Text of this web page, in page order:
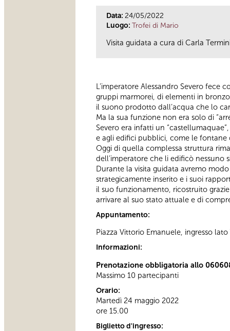
Data: 24/05/2022
Luogo: Trofei di Mario
Visita guidata a cura di Carla
L’imperatore Alessandro Severo fece
gruppi marmorei, di elementi in
il suono prodotto dall’acqua che lo
Ma la sua funzione non era solo di
Severo era infatti un
e agli edifici pubblici, come le fontane
Oggi di quella complessa struttura
dell’imperatore che li edificò nessuno
Durante la visita guidata avremo
strategicamente inserito e i suoi
il suo funzionamento, ricostruito
arrivare al suo stato attuale e di
Appuntamento:
Piazza Vittorio Emanuele, ingresso
Informazioni:
Prenotazione obbligatoria allo
Massimo 10 partecipanti
Orario:
Martedì 24 maggio 2022
ore 15.00
Biglietto d'ingresso: